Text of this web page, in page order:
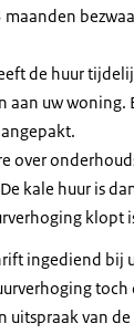
de huur
aan uw woning.
over
kale huur is
klopt
ingediend bij
toch
uitspraak van